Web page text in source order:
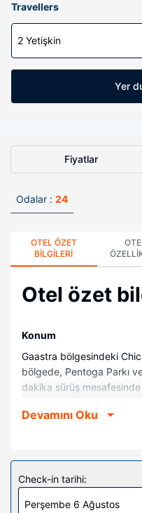
Travellers
2 Yetişkin
Yer
Fiyatlar
Odalar : 24
OTEL ÖZET
BILGILERI
Otel özet
Konum
Gaastra bölgesindeki
bölgede, Pentoga Parkı
dakika sürüş
Nicolet Ulusal Ormanı ile
Misafirlerimizin konforu ve
buzdolabı ve düz ekran
Misafirlerimize ücretsiz
Misafirlerimizin iyi vakit
Devamını Oku
Check-in tarihi:
Perşembe 6 Ağustos